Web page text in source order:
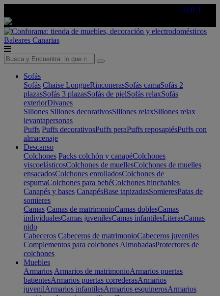
AQUÍ
Baleares Canarias
Sofás
Sofás Chaise LongueRinconerasSofás camaSofás 2
plazasSofás 3 plazasSofás de pielSofás relaxSofás
exteriorDivanes
Sillones Sillones decorativosSillones relaxSillones relax
levantapersonas
Puffs Puffs decorativosPuffs peraPuffs reposapiésPuffs con
almacenaje
Descanso
Colchones Packs colchón y canapéColchones
viscoelásticosColchones de muellesColchones de muelles
ensacadosColchones enrolladosColchones de
espumaColchones para bebéColchones hinchables
Canapés y bases CanapésBase tapizadasSomieresPatas de
somieres
Camas Camas de matrimonioCamas doblesCamas
individualesCamas juvenilesCamas infantilesLiterasCamas
nido
Cabeceros Cabeceros de matrimonioCabeceros juveniles
Complementos para colchones AlmohadasProtectores de
colchones
Muebles
Armarios Armarios de matrimonioArmarios puertas
batientesArmarios puertas correderasArmarios
juvenilArmarios infantilesArmarios esquinerosArmarios